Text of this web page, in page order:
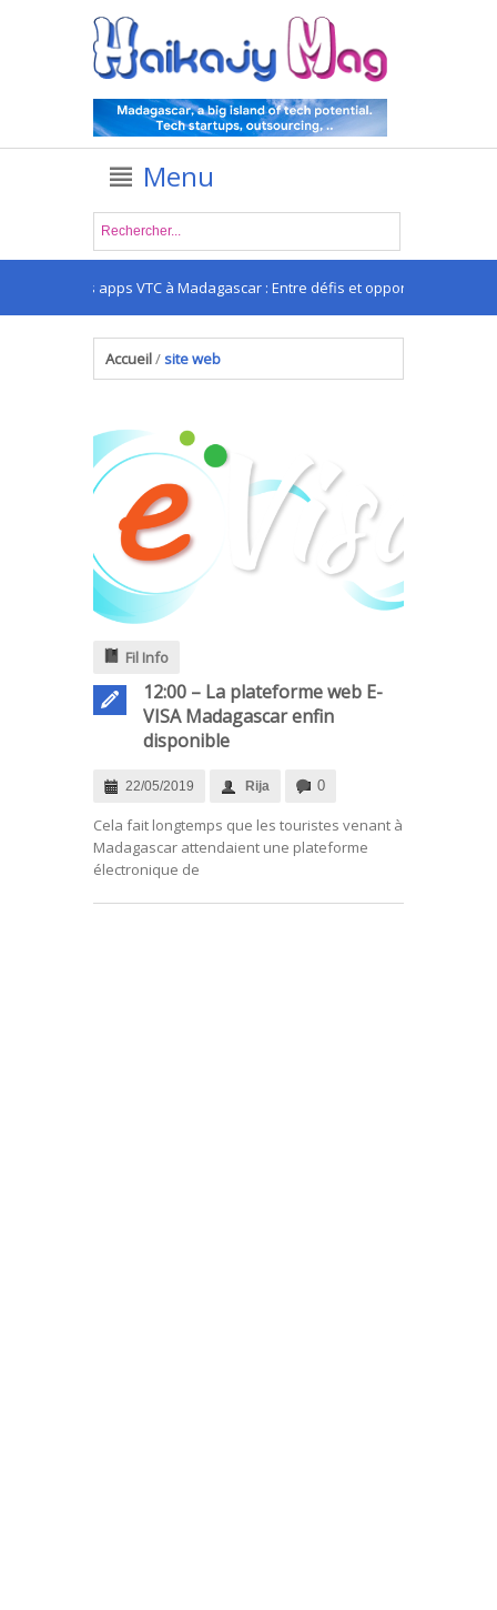
Menu
Les apps VTC à Madagascar : Entre défis et opportunités
Accueil/site web
.
Fil Info
12:00 – La plateforme web E-
VISA Madagascar enfin
disponible
22/05/2019 Rija 0
Cela fait longtemps que les touristes venant à
Madagascar attendaient une plateforme
électronique de